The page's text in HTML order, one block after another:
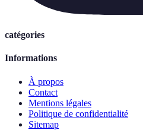
catégories
Informations
À propos
Contact
Mentions légales
Politique de confidentialité
Sitemap